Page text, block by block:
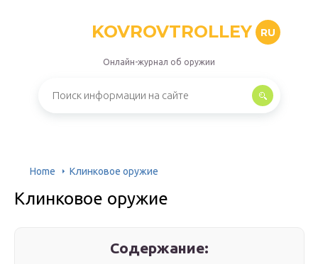
KOVROVTROLLEY RU
Онлайн-журнал об оружии
Home Клинковое оружие
Клинковое оружие
Содержание: